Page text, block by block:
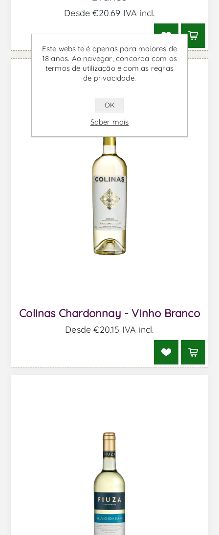
Desde €20,69 IVA incl.
Colinas Chardonnay - Vinho Branco
Desde €20,15 IVA incl.
Este website é apenas para maiores de
18 anos. Ao navegar, concorda com os
termos de utilização e com as regras
de privacidade.
OK
Saber mais